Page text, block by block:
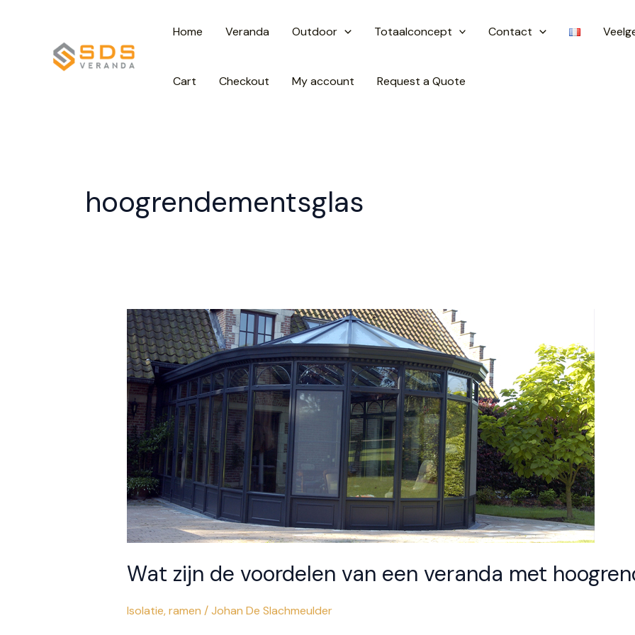
Home Veranda Outdoor Totaalconcept Contact
Cart Checkout My account Request a Quote
hoogrendementsglas
Wat zijn de voordelen van een veranda met
Isolatie,ramen /Johan De Slachmeulder